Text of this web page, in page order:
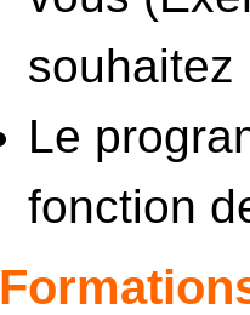
souhaitez
Le
fonction